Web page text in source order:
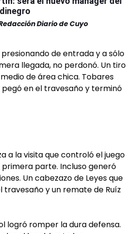
Diario de Cuyo
de entrada y a sólo
llegada, no perdonó. Un tiro
de área chica. Tobares
en el travesaño y terminó
a la visita que controló el juego
primera parte. Incluso generó
Un cabezazo de Leyes que
travesaño y un remate de Ruíz
logró romper la dura defensa.